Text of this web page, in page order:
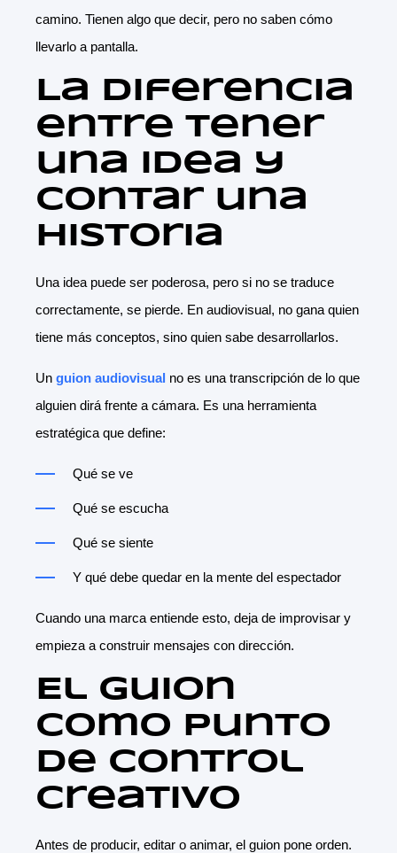
camino. Tienen algo que decir, pero no saben cómo
llevarlo a pantalla.
La diferencia
entre tener
una idea y
contar una
historia
Una idea puede ser poderosa, pero si no se traduce
correctamente, se pierde. En audiovisual, no gana quien
tiene más conceptos, sino quien sabe desarrollarlos.
Un guion audiovisual no es una transcripción de lo que
alguien dirá frente a cámara. Es una herramienta
estratégica que define:
Qué se ve
Qué se escucha
Qué se siente
Y qué debe quedar en la mente del espectador
Cuando una marca entiende esto, deja de improvisar y
empieza a construir mensajes con dirección.
El guion
como punto
de control
creativo
Antes de producir, editar o animar, el guion pone orden.